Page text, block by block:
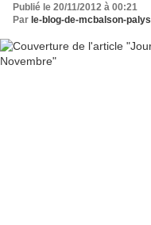
Publié le 20/11/2012 à 00:21
Par le-blog-de-mcbalson-palys